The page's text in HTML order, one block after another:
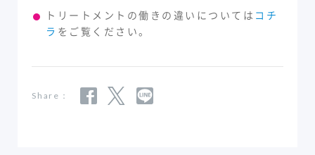
トリートメントの働きの違いについては コチ
ラ をご覧ください。
Share：